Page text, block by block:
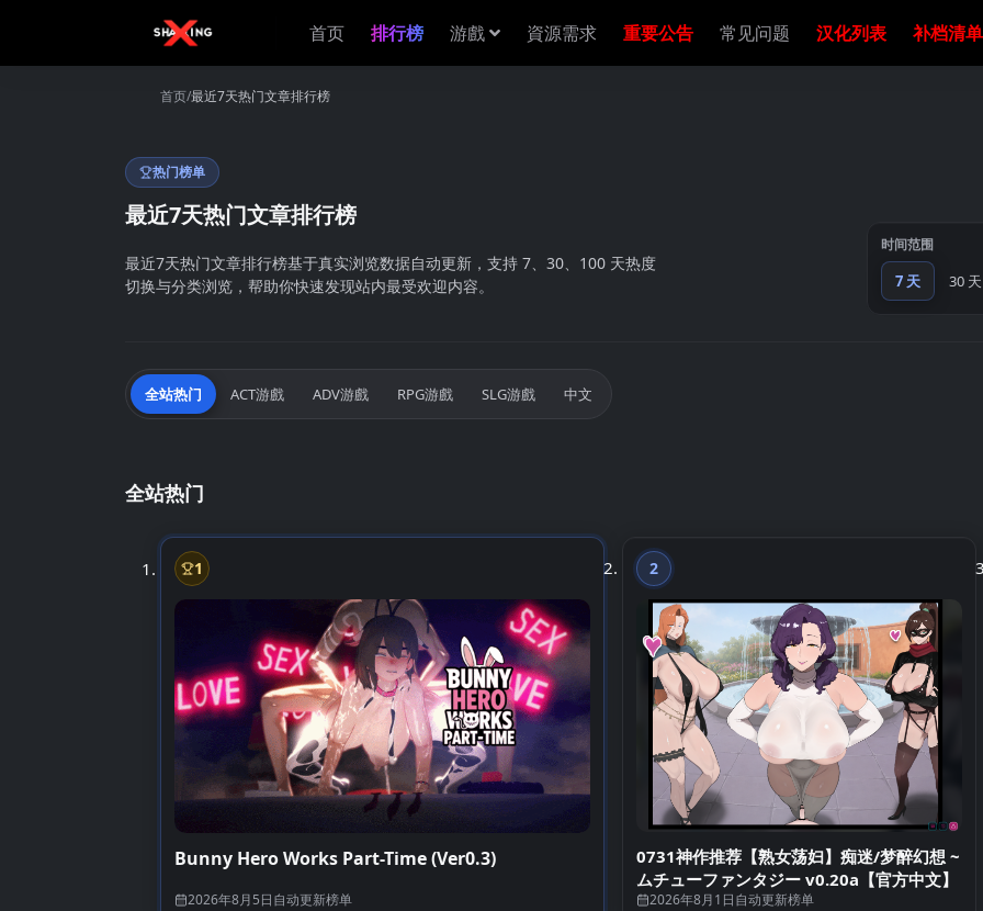
首页 排行榜 游戲 資源需求 重要公告 常见问题 汉化列表 补档清单
首页 最近7天热门文章排行榜
热门榜单
最近7天热门文章排行榜
最近7天热门文章排行榜基于真实浏览数据自动更新，支持 7、30、100 天热度
切换与分类浏览，帮助你快速发现站内最受欢迎内容。
时间范围
7 天 30 天
全站热门 ACT游戲 ADV游戲 RPG游戲 SLG游戲 中文
全站热门
第1名
1
Bunny Hero Works Part-Time (Ver0.3)
2026年8月5日自动更新榜单
第2名
2
0731神作推荐【熟女荡妇】痴迷/梦醉幻想 ~
ムチューファンタジー v0.20a【官方中文】
2026年8月1日自动更新榜单